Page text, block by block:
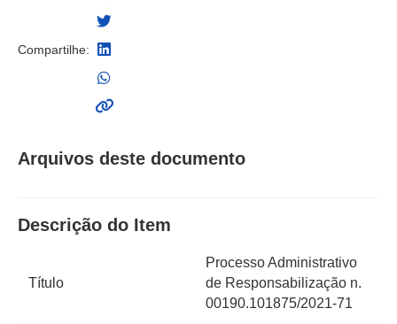
Compartilhe:
Arquivos deste documento
Descrição do Item
Título
Processo Administrativo
de Responsabilização n.
00190.101875/2021-71